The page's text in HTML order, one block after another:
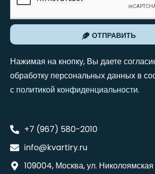
ОТПРАВИТЬ
Нажимая на кнопку, Вы даете
обработку персональных данных в
с политикой конфиденциальности.
+7 (967) 580-2010
info@kvartiry.ru
109004, Москва, ул. Николоямская